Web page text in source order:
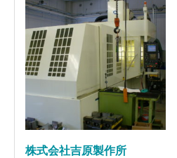
株式会社吉原製作所